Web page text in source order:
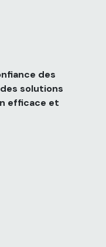
des
solutions
efficace et